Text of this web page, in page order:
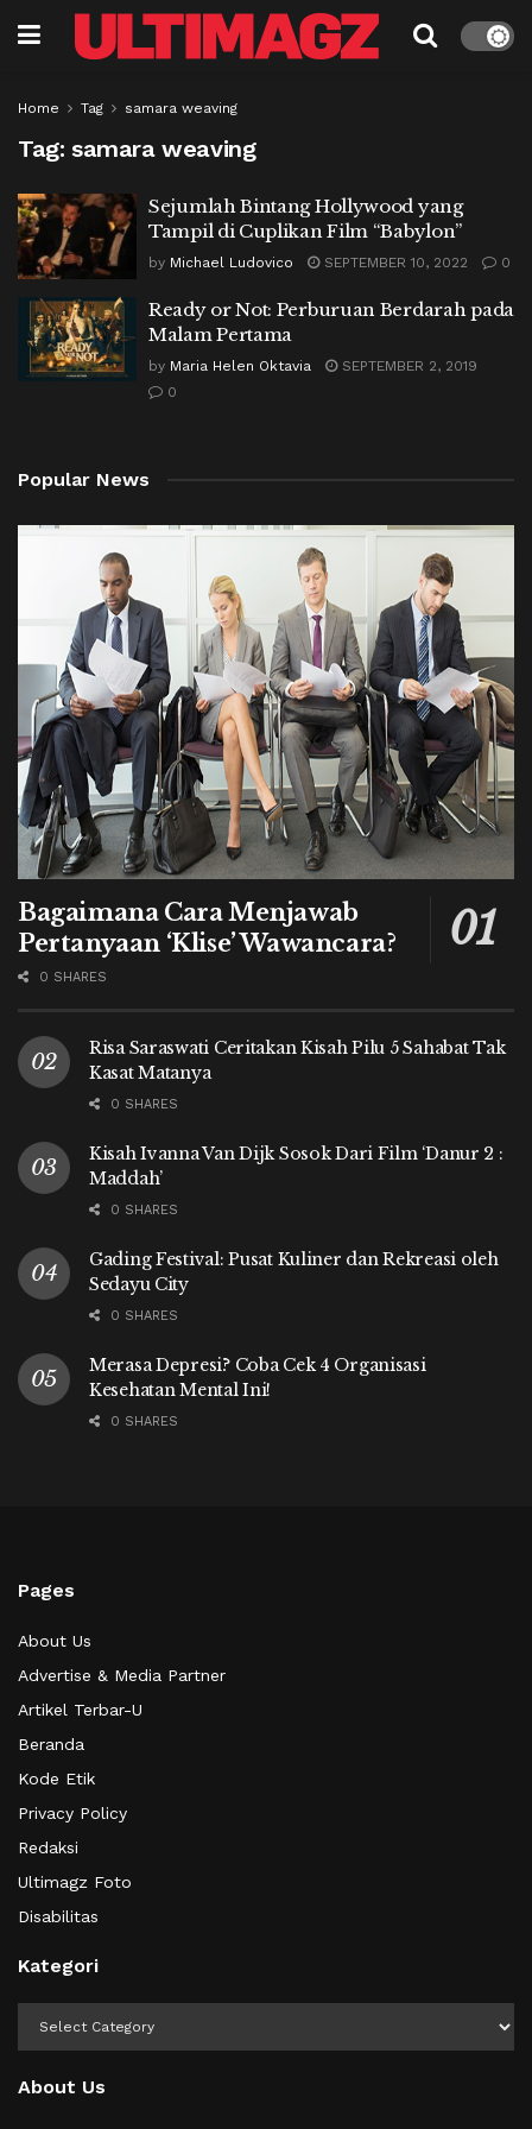
Home Tag samara weaving
Tag: samara weaving
Sejumlah Bintang Hollywood yang
Tampil di Cuplikan Film “Babylon”
by Michael Ludovico SEPTEMBER 10, 2022 0
Ready or Not: Perburuan Berdarah pada
Malam Pertama
by Maria Helen Oktavia
SEPTEMBER 2, 2019
0
Popular News
Bagaimana Cara Menjawab
Pertanyaan ‘Klise’ Wawancara?
0 SHARES
Risa Saraswati Ceritakan Kisah Pilu 5 Sahabat Tak
Kasat Matanya
0 SHARES
Kisah Ivanna Van Dijk Sosok Dari Film ‘Danur 2 :
Maddah’
0 SHARES
Gading Festival: Pusat Kuliner dan Rekreasi oleh
Sedayu City
0 SHARES
Merasa Depresi? Coba Cek 4 Organisasi
Kesehatan Mental Ini!
0 SHARES
Pages
About Us
Advertise & Media Partner
Artikel Terbar-U
Beranda
Kode Etik
Privacy Policy
Redaksi
Ultimagz Foto
Disabilitas
Kategori
About Us